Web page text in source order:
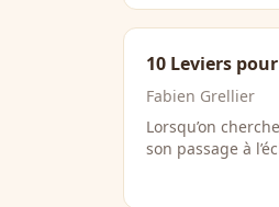
10 Leviers
Fabien Grellier
Lorsqu’on
son passage à